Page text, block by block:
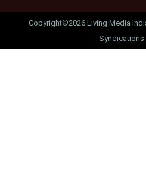
Copyright©2026 Living Media
Syndications